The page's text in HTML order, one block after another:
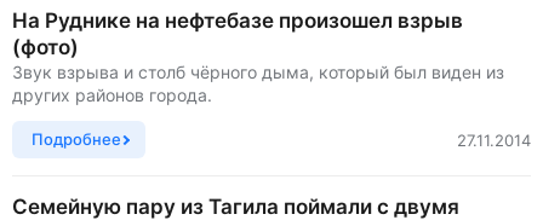
На Руднике на нефтебазе произошел взрыв
(фото)
Звук взрыва и столб чёрного дыма, который был виден из
других районов города.
Подробнее 27.11.2014
Семейную пару из Тагила поймали с двумя